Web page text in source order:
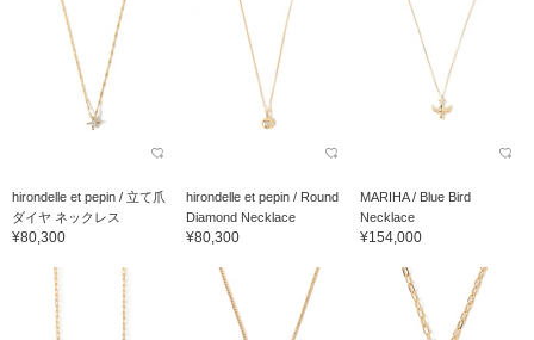
hirondelle et pepin / 立て爪
ダイヤ ネックレス
¥80,300
hirondelle et pepin / Round
Diamond Necklace
¥80,300
MARIHA / Blue Bird
Necklace
¥154,000